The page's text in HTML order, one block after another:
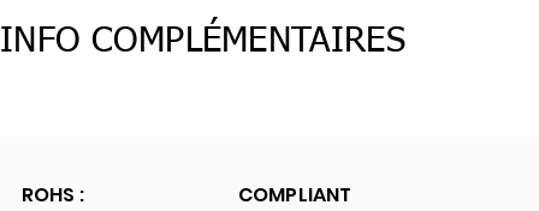
INFO COMPLÉMENTAIRES
ROHS : COMPLIANT